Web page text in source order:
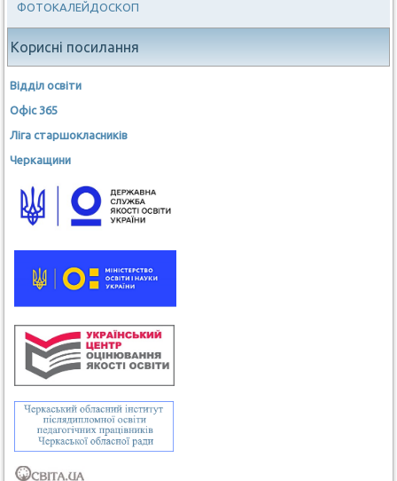
ФОТОКАЛЕЙДОСКОП
Корисні посилання
Відділ освіти
Офіс 365
Ліга старшокласників
Черкащини